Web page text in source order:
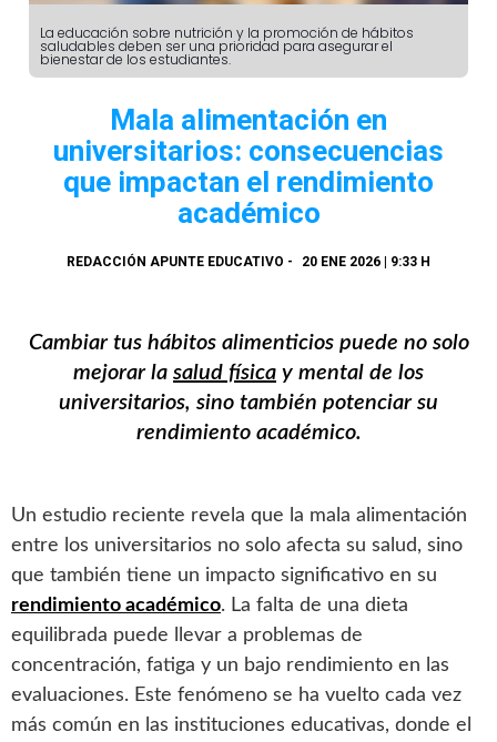
La educación sobre nutrición y la promoción de hábitos
saludables deben ser una prioridad para asegurar el
bienestar de los estudiantes.
Mala alimentación en
universitarios: consecuencias
que impactan el rendimiento
académico
REDACCIÓN APUNTE EDUCATIVO - 20 ENE 2026 | 9:33 H
Cambiar tus hábitos alimenticios puede no solo
mejorar la salud física y mental de los
universitarios, sino también potenciar su
rendimiento académico.
Un estudio reciente revela que la mala alimentación
entre los universitarios no solo afecta su salud, sino
que también tiene un impacto significativo en su
rendimiento académico. La falta de una dieta
equilibrada puede llevar a problemas de
concentración, fatiga y un bajo rendimiento en las
evaluaciones. Este fenómeno se ha vuelto cada vez
más común en las instituciones educativas, donde el